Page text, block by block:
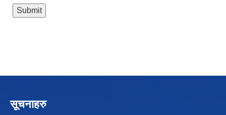
सूचनाहरु